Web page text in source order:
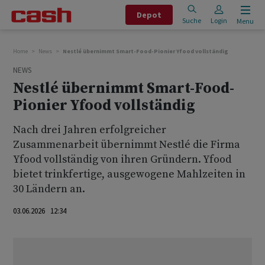
Depot
Suche Login Menu
Home News Nestlé übernimmt Smart-Food-Pionier Yfood vollständig
NEWS
Nestlé übernimmt Smart-Food-
Pionier Yfood vollständig
Nach drei Jahren erfolgreicher
Zusammenarbeit übernimmt Nestlé die Firma
Yfood vollständig von ihren Gründern. Yfood
bietet trinkfertige, ausgewogene Mahlzeiten in
30 Ländern an.
03.06.2026 12:34